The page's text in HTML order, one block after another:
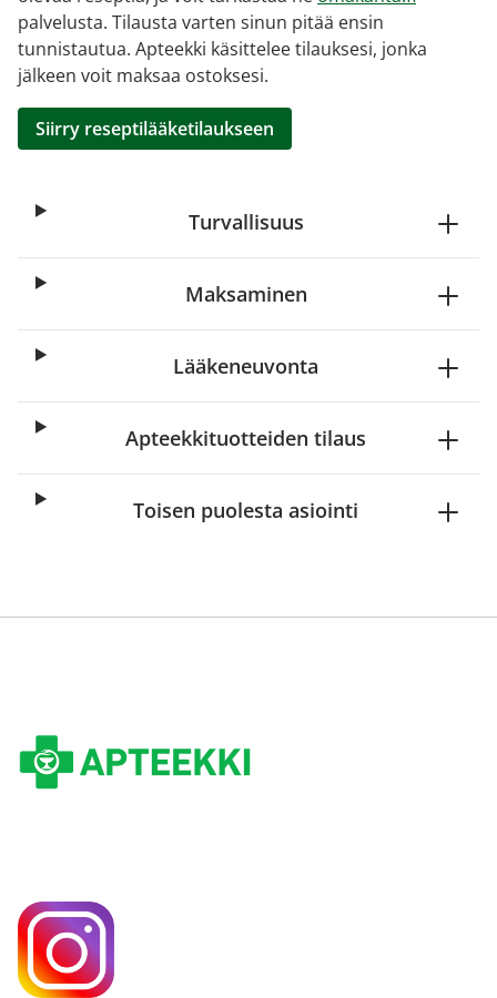
palvelusta. Tilausta varten sinun pitää ensin
tunnistautua. Apteekki käsittelee tilauksesi, jonka
jälkeen voit maksaa ostoksesi.
Siirry reseptilääketilaukseen
Turvallisuus
Maksaminen
Lääkeneuvonta
Apteekkituotteiden tilaus
Toisen puolesta asiointi